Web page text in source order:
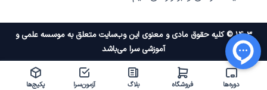
۱۴۰۳ © کلیه حقوق مادی و معنوی این وب‌سایت متعلق به موسسه علمی و
آموزشی سرا می‌باشد
دوره‌ها فروشگاه بلاگ آزمون‌سرا پکیج‌ها